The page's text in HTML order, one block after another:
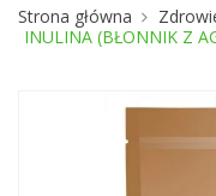
Strona główna
INULINA (BŁONNIK Z